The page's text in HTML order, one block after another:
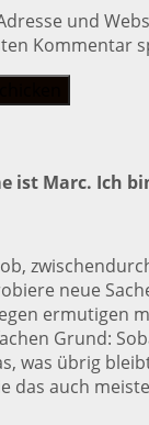
und
Kommentar
ist Marc. Ich
neue
ermutigen
Grund:
was übrig
das auch